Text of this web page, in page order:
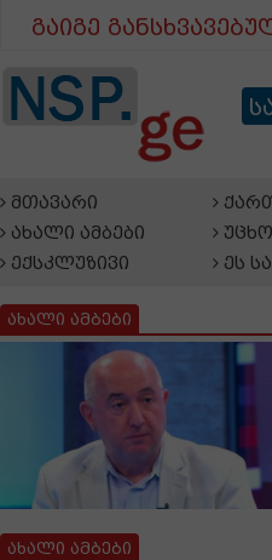
გაიგე
მთავარი
ახალი ამბები
ექსკლუზივი
ეს
ახალი ამბები
ახალი ამბები